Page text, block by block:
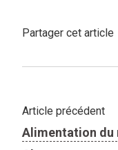
Partager cet article
Article précédent
Alimentation du